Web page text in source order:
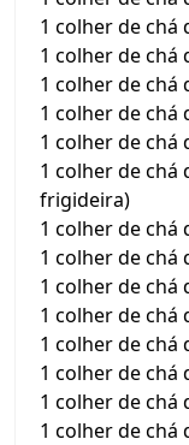
1 colher de chá
1 colher de chá
1 colher de chá
1 colher de chá
1 colher de chá
1 colher de chá
frigideira)
1 colher de chá
1 colher de chá
1 colher de chá
1 colher de chá
1 colher de chá
1 colher de chá
1 colher de chá
1 colher de chá